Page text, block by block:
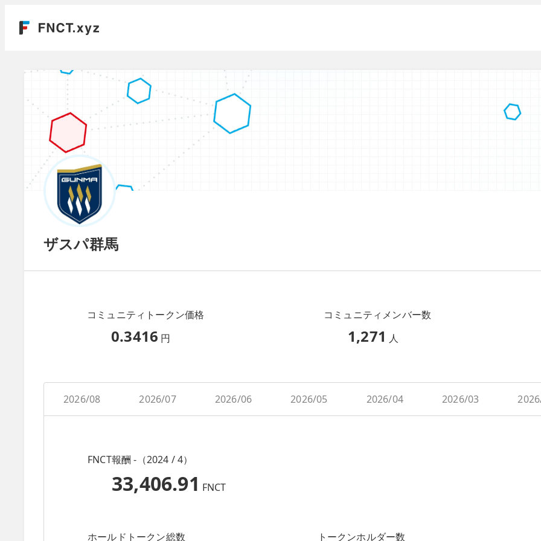
ザスパ群馬
コミュニティトークン価格
0.3416 円
コミュニティメンバー数
1,271 人
2026/08 2026/07 2026/06 2026/05 2026/04 2026/03
FNCT報酬 -（2024 / 4）
33,406.91 FNCT
ホールドトークン総数 トークンホルダー数